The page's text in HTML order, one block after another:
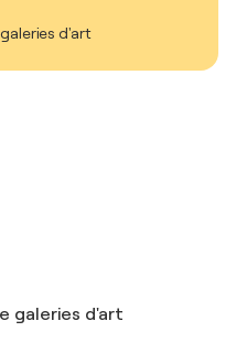
d'art
galeries d'art